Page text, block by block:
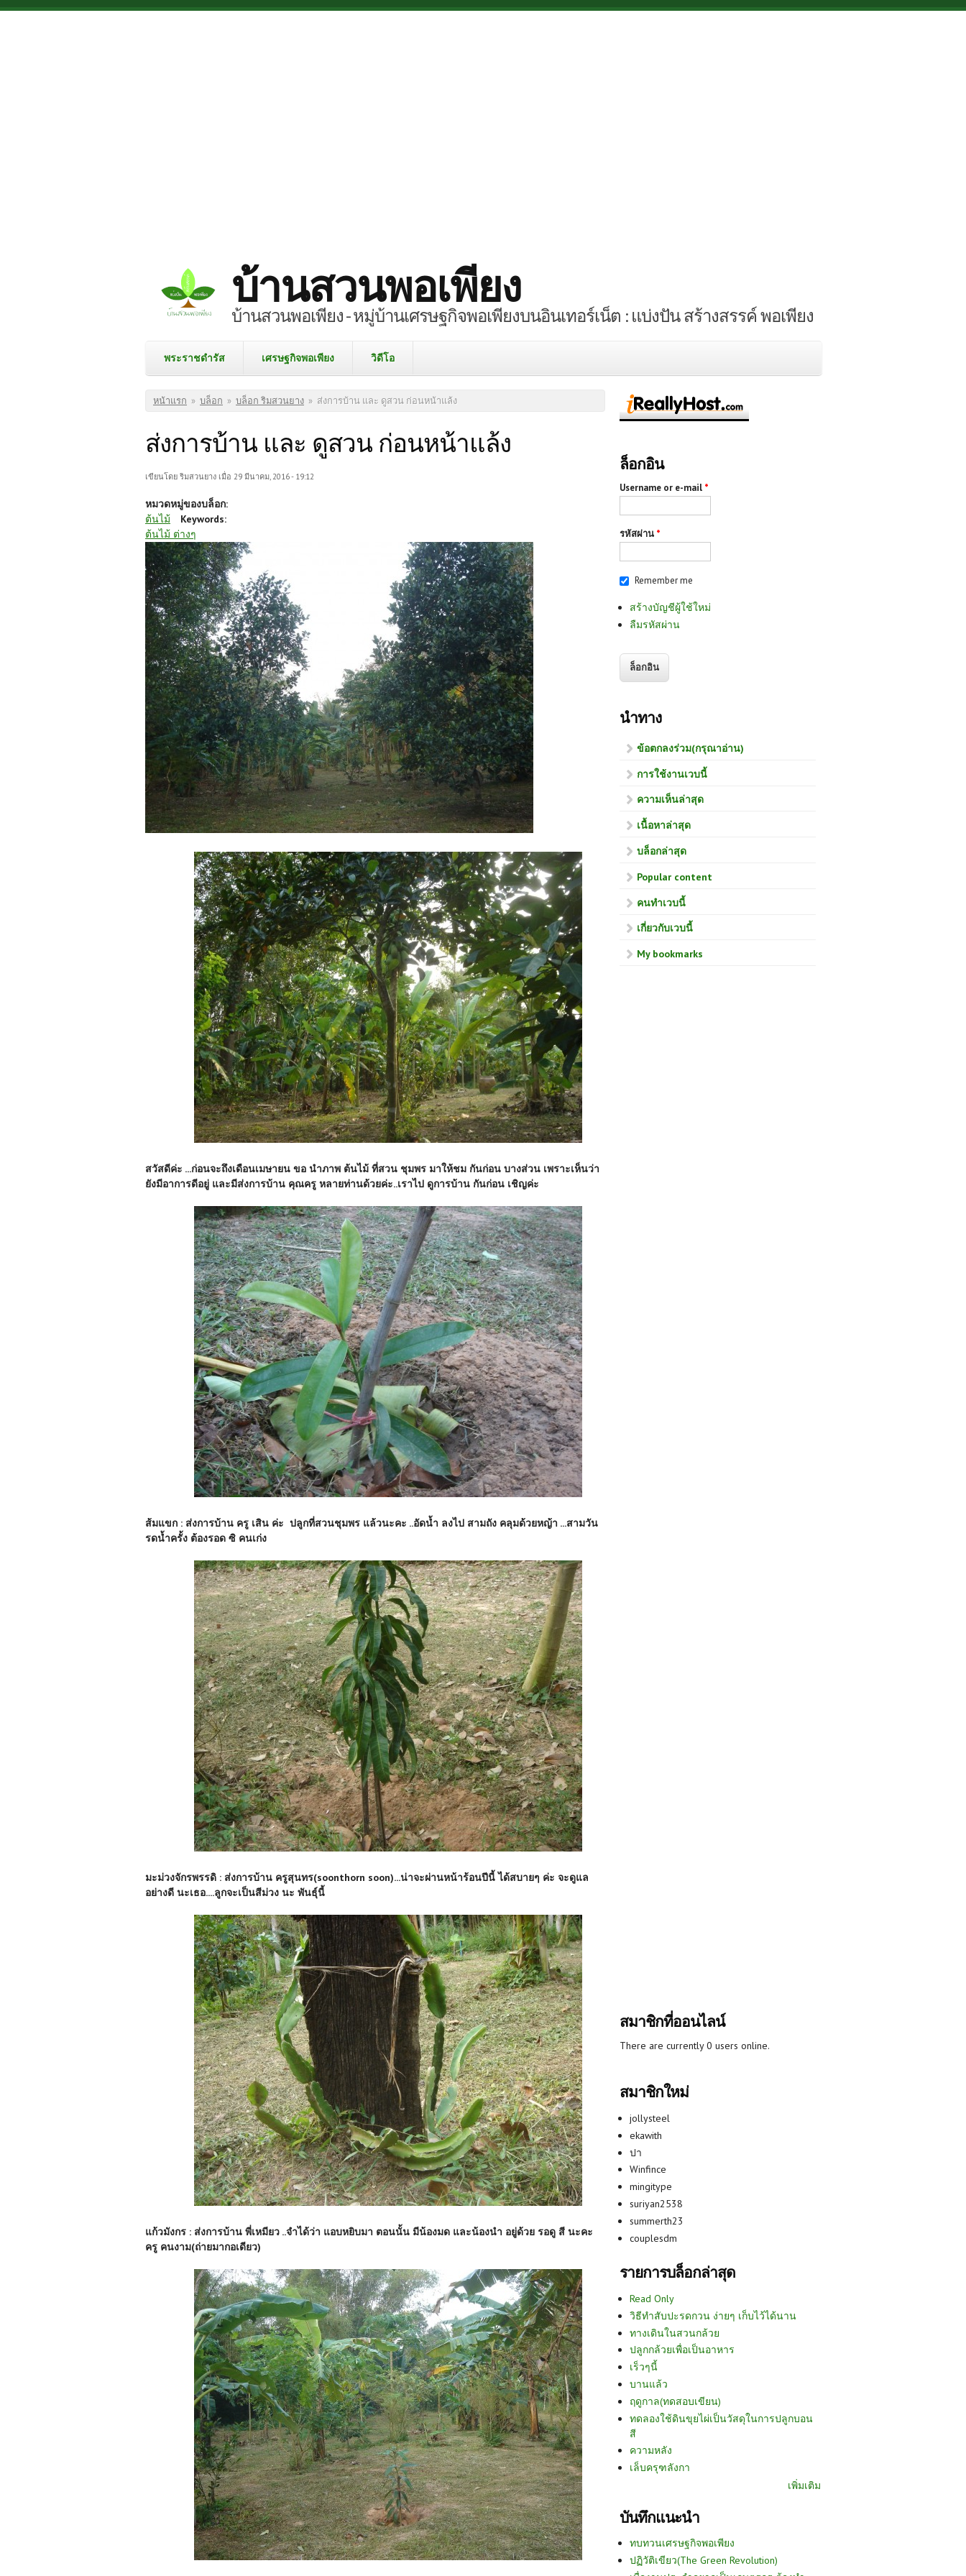
Skip to main content
บ้านสวนพอเพียง
บ้านสวนพอเพียง - หมู่บ้านเศรษฐกิจพอเพียงบนอินเทอร์เน็ต : แบ่งปัน สร้างสรรค์ พอเพียง
พระราชดำรัส เศรษฐกิจพอเพียง วิดีโอ
คุณอยู่ที่นี่
หน้าแรก » บล็อก » บล็อก ริมสวนยาง » ส่งการบ้าน และ ดูสวน ก่อนหน้าแล้ง
ส่งการบ้าน และ ดูสวน ก่อนหน้าแล้ง
เขียนโดย ริมสวนยาง เมื่อ 29 มีนาคม, 2016 - 19:12
หมวดหมู่ของบล็อก:
ต้นไม้
Keywords:
ต้นไม้ ต่างๆ
สวัสดีค่ะ ...ก่อนจะถึงเดือนเมษายน ขอ นำภาพ ต้นไม้ ที่สวน ชุมพร มาให้ชม กันก่อน บางส่วน เพราะเห็นว่า
ยังมีอาการดีอยู่ และมีส่งการบ้าน คุณครู หลายท่านด้วยค่ะ..เราไป ดูการบ้าน กันก่อน เชิญค่ะ
ส้มแขก : ส่งการบ้าน ครู เสิน ค่ะ ปลูกที่สวนชุมพร แล้วนะคะ ..อัดน้ำ ลงไป สามถัง คลุมด้วยหญ้า ...สามวัน
รดน้ำครั้ง ต้องรอด ซิ คนเก่ง
มะม่วงจักรพรรดิ : ส่งการบ้าน ครูสุนทร(soonthorn soon)...น่าจะผ่านหน้าร้อนปีนี้ ได้สบายๆ ค่ะ จะดูแล
อย่างดี นะเธอ....ลูกจะเป็นสีม่วง นะ พันธุ์นี้
แก้วมังกร : ส่งการบ้าน พี่เหมียว ..จำได้ว่า แอบหยิบมา ตอนนั้น มีน้องมด และน้องนำ อยู่ด้วย รอดู สี นะคะ
ครู คนงาม(ถ่ายมากอเดียว)
ล็อกอิน
Username or e-mail *
รหัสผ่าน *
Remember me
สร้างบัญชีผู้ใช้ใหม่
ลืมรหัสผ่าน
นำทาง
ข้อตกลงร่วม(กรุณาอ่าน)
การใช้งานเวบนี้
ความเห็นล่าสุด
เนื้อหาล่าสุด
บล็อกล่าสุด
Popular content
คนทำเวบนี้
เกี่ยวกับเวบนี้
My bookmarks
สมาชิกที่ออนไลน์
There are currently 0 users online.
สมาชิกใหม่
jollysteel
ekawith
ปา
Winfince
mingitype
suriyan2538
summerth23
couplesdm
รายการบล็อกล่าสุด
Read Only
วิธีทำสับปะรดกวน ง่ายๆ เก็บไว้ได้นาน
ทางเดินในสวนกล้วย
ปลูกกล้วยเพื่อเป็นอาหาร
เร็วๆนี้
บานแล้ว
ฤดูกาล(ทดสอบเขียน)
ทดลองใช้ดินขุยไผ่เป็นวัสดุในการปลูกบอน
สี
ความหลัง
เล็บครุฑลังกา
เพิ่มเติม
บันทึกแนะนำ
ทบทวนเศรษฐกิจพอเพียง
ปฏิวัติเขียว(The Green Revolution)